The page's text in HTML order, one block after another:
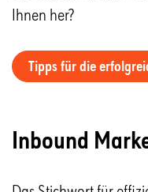
Ihnen her?
Tipps für die
Inbound